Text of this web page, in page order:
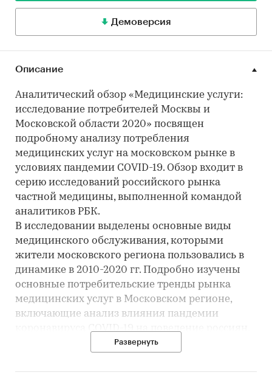
Демоверсия
Описание
Аналитический обзор «Медицинские услуги:
исследование потребителей Москвы и
Московской области 2020» посвящен
подробному анализу потребления
медицинских услуг на московском рынке в
условиях пандемии COVID-19. Обзор входит в
серию исследований российского рынка
частной медицины, выполненной командой
аналитиков РБК.
В исследовании выделены основные виды
медицинского обслуживания, которыми
жители московского региона пользовались в
динамике в 2010-2020 гг. Подробно изучены
основные потребительские тренды рынка
медицинских услуг в Московском регионе,
включающие анализ влияния пандемии
коронавируса COVID-19 на поведение россиян,
их уровень дохода, а также потребление
В исследовании содержится анализ частоты
Развернуть